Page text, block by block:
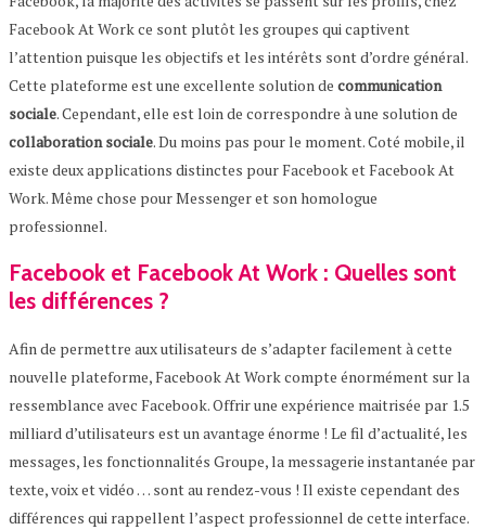
Facebook At Work ce sont plutôt les groupes qui captivent
l’attention puisque les objectifs et les intérêts sont d’ordre général.
Cette plateforme est une excellente solution de communication
sociale. Cependant, elle est loin de correspondre à une solution de
collaboration sociale. Du moins pas pour le moment. Coté mobile, il
existe deux applications distinctes pour Facebook et Facebook At
Work. Même chose pour Messenger et son homologue
professionnel.
Facebook et Facebook At Work : Quelles sont
les différences ?
Afin de permettre aux utilisateurs de s’adapter facilement à cette
nouvelle plateforme, Facebook At Work compte énormément sur la
ressemblance avec Facebook. Offrir une expérience maitrisée par 1.5
milliard d’utilisateurs est un avantage énorme ! Le fil d’actualité, les
messages, les fonctionnalités Groupe, la messagerie instantanée par
texte, voix et vidéo … sont au rendez-vous ! Il existe cependant des
différences qui rappellent l’aspect professionnel de cette interface.